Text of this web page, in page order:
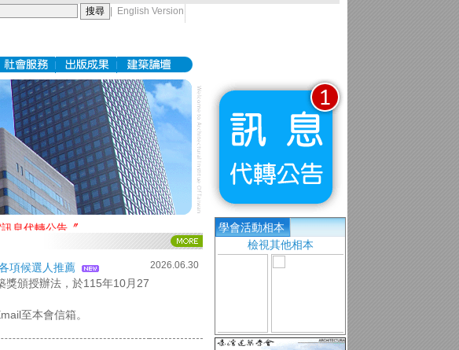
English Version
息代轉公告〞
項候選人推薦
獎頒授辦法，於115年10月27
至本會信箱。
2026.06.30
學會活動相本
檢視其他相本